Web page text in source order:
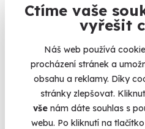
Ctíme vaše
vyřešit
Náš web používá
procházení stránek a
obsahu a reklamy. Díky
stránky zlepšovat.
vše nám dáte souhlas s
webu. Po kliknutí na tlačítko
Noc na zámku s
Zážitek, který potěší všechny
Dlouhá Lhota (Příbram)